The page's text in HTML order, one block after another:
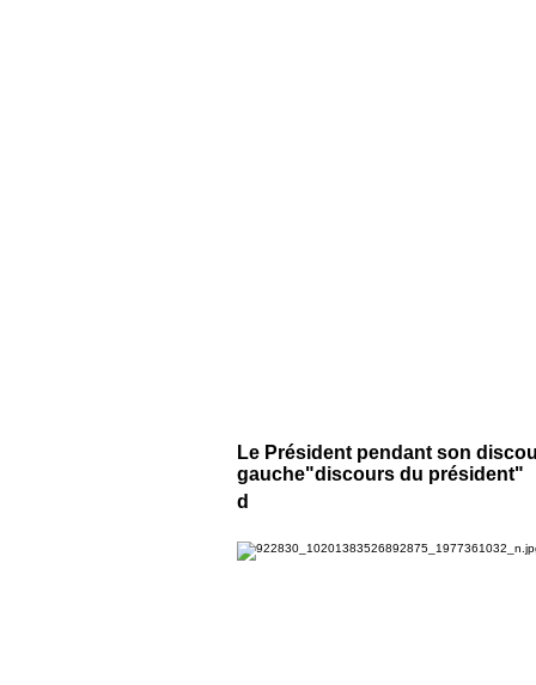
Le Président pendant son
gauche"discours du président"
d